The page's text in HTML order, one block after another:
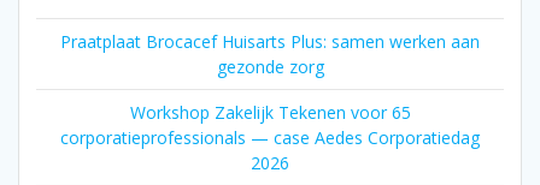
Praatplaat Brocacef Huisarts Plus: samen werken aan
gezonde zorg
Workshop Zakelijk Tekenen voor 65
corporatieprofessionals — case Aedes Corporatiedag
2026